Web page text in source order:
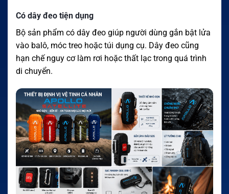
Có dây đeo tiện dụng
Bộ sản phẩm có dây đeo giúp người dùng gắn bật lửa
vào balô, móc treo hoặc túi dụng cụ. Dây đeo cũng
hạn chế nguy cơ làm rơi hoặc thất lạc trong quá trình
di chuyển.